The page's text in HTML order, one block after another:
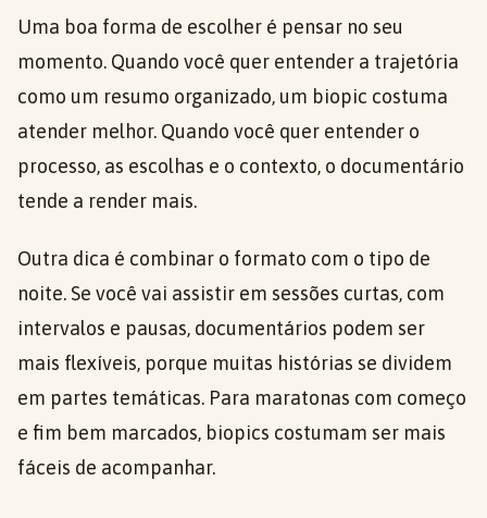
Uma boa forma de escolher é pensar no seu
momento. Quando você quer entender a trajetória
como um resumo organizado, um biopic costuma
atender melhor. Quando você quer entender o
processo, as escolhas e o contexto, o documentário
tende a render mais.
Outra dica é combinar o formato com o tipo de
noite. Se você vai assistir em sessões curtas, com
intervalos e pausas, documentários podem ser
mais flexíveis, porque muitas histórias se dividem
em partes temáticas. Para maratonas com começo
e fim bem marcados, biopics costumam ser mais
fáceis de acompanhar.